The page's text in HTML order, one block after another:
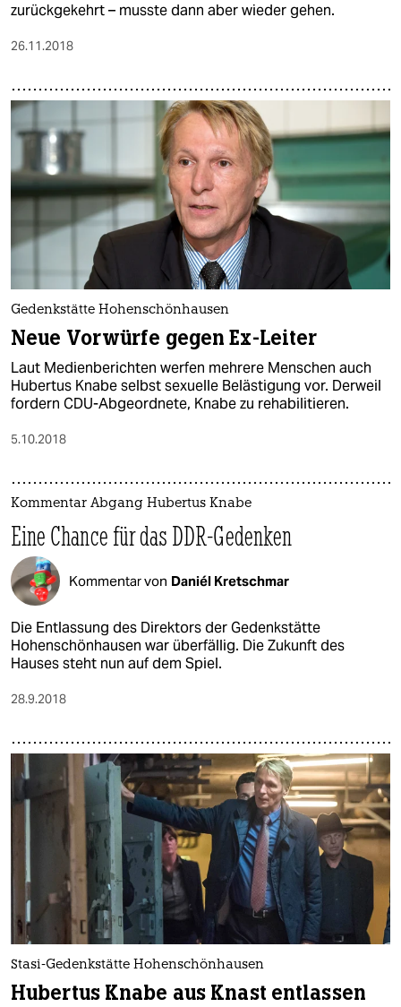
zurückgekehrt – musste dann aber wieder gehen.
26.11.2018
Gedenkstätte Hohenschönhausen
Neue Vorwürfe gegen Ex-Leiter
Laut Medienberichten werfen mehrere Menschen auch
Hubertus Knabe selbst sexuelle Belästigung vor. Derweil
fordern CDU-Abgeordnete, Knabe zu rehabilitieren.
5.10.2018
Kommentar Abgang Hubertus Knabe
Eine Chance für das DDR-Gedenken
Kommentar von Daniél Kretschmar
Die Entlassung des Direktors der Gedenkstätte
Hohenschönhausen war überfällig. Die Zukunft des
Hauses steht nun auf dem Spiel.
28.9.2018
Stasi-Gedenkstätte Hohenschönhausen
Hubertus Knabe aus Knast entlassen